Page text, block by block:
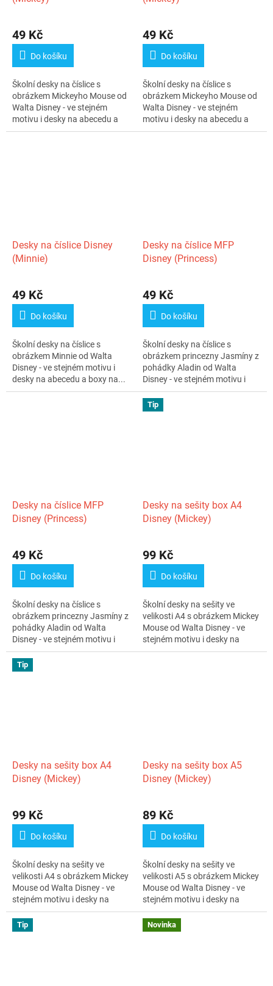
49 Kč
Do košíku
Školní desky na číslice s
obrázkem Mickeyho Mouse od
Walta Disney - ve stejném
motivu i desky na abecedu a
boxy na...
49 Kč
Do košíku
Školní desky na číslice s
obrázkem Mickeyho Mouse od
Walta Disney - ve stejném
motivu i desky na abecedu a
boxy na...
Desky na číslice Disney
(Minnie)
49 Kč
Do košíku
Školní desky na číslice s
obrázkem Minnie od Walta
Disney - ve stejném motivu i
desky na abecedu a boxy na...
Desky na číslice MFP
Disney (Princess)
49 Kč
Do košíku
Školní desky na číslice s
obrázkem princezny Jasmíny z
pohádky Aladin od Walta
Disney - ve stejném motivu i
desky na...
Desky na číslice MFP
Disney (Princess)
49 Kč
Do košíku
Školní desky na číslice s
obrázkem princezny Jasmíny z
pohádky Aladin od Walta
Disney - ve stejném motivu i
desky na...
Tip
Desky na sešity box A4
Disney (Mickey)
99 Kč
Do košíku
Školní desky na sešity ve
velikosti A4 s obrázkem Mickey
Mouse od Walta Disney - ve
stejném motivu i desky na
číslice...
Tip
Desky na sešity box A4
Disney (Mickey)
99 Kč
Do košíku
Školní desky na sešity ve
velikosti A4 s obrázkem Mickey
Mouse od Walta Disney - ve
stejném motivu i desky na
číslice...
Desky na sešity box A5
Disney (Mickey)
89 Kč
Do košíku
Školní desky na sešity ve
velikosti A5 s obrázkem Mickey
Mouse od Walta Disney - ve
stejném motivu i desky na
číslice...
Tip Novinka